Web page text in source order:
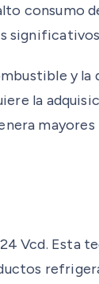
consumo
y
la
Vcd. Esta